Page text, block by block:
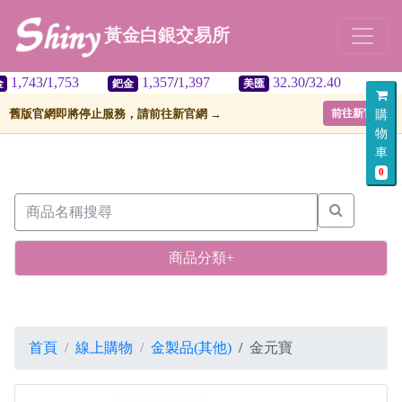
購
物
車
0
黃金白銀交易所
1,753 鈀金 1,357/1,397 美匯 32.30/32.40
舊版官網即將停止服務，請前往新官網 → 前往新官網
商品分類+
首頁 線上購物 金製品(其他) / 金元寶